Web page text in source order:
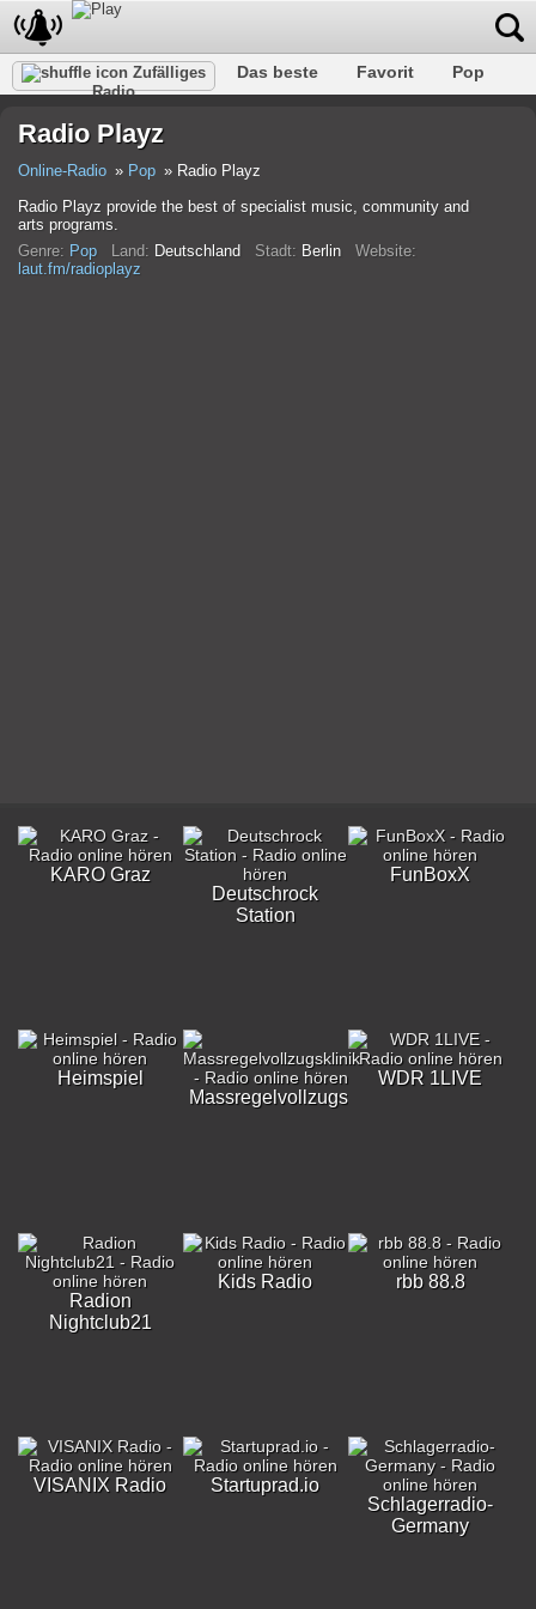
Zufälliges
Radio
Das beste Favorit
Pop
Rap
Trans
Radio Playz
Online-Radio Pop
Radio Playz
Radio Playz provide the best of specialist music, community and
arts programs.
Genre: Pop Land: Deutschland Stadt: Berlin Website:
laut.fm/radioplayz
KARO Graz
Deutschrock
Station
FunBoxX
Heimspiel
Massregelvollzugsklinik
WDR 1LIVE
Radion
Nightclub21
Kids Radio rbb 88.8
VISANIX Radio
Startuprad.io
Schlagerradio-
Germany